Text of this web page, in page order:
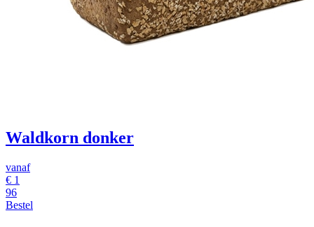
Waldkorn donker
vanaf
€ 1
96
Bestel